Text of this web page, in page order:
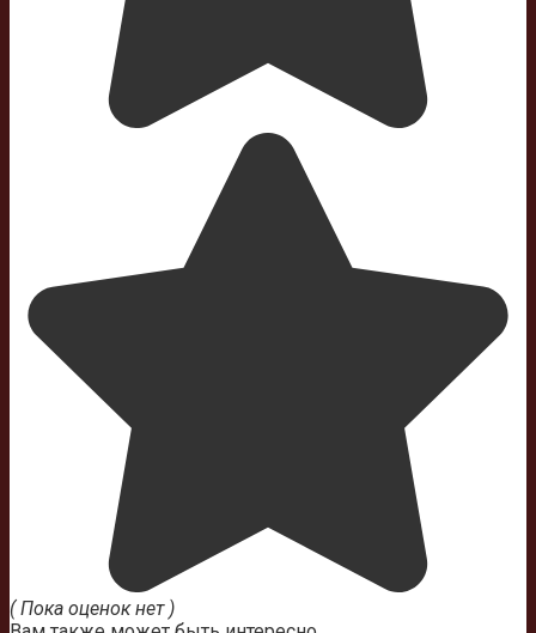
( Пока оценок нет )